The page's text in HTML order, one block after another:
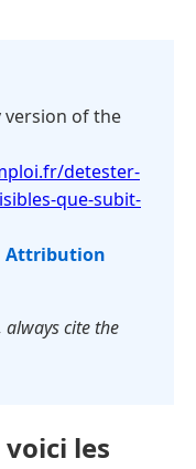
version of the
detester-
que-subit-
Attribution
cite the
les